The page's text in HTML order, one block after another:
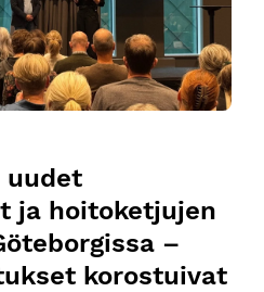
uudet
ja hoitoketjujen
–
korostuivat